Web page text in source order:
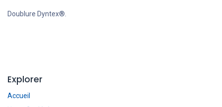
Doublure Dyntex®.
Explorer
Accueil